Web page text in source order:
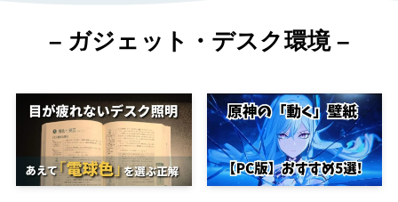
– ガジェット・デスク環境 –